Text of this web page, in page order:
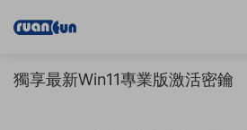
獨享最新Win11專業版激活密鑰